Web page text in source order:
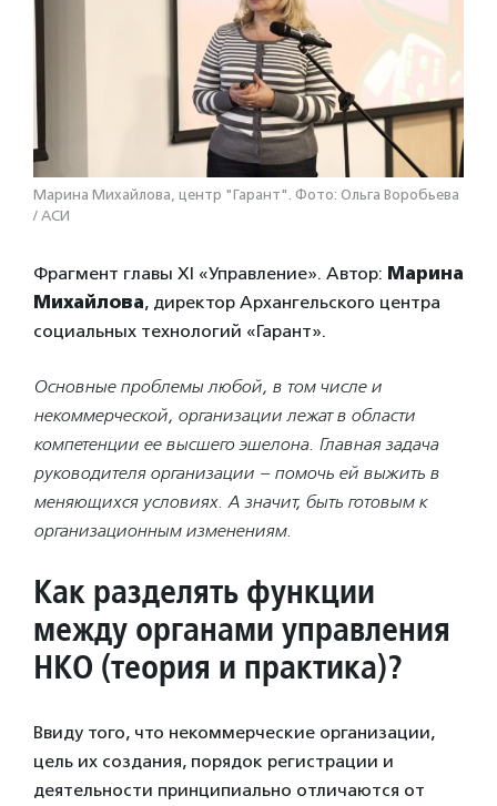
Марина Михайлова, центр "Гарант". Фото: Ольга Воробьева
/ АСИ
Фрагмент главы XI «Управление». Автор: Марина
Михайлова, директор Архангельского центра
социальных технологий «Гарант».
Основные проблемы любой, в том числе и
некоммерческой, организации лежат в области
компетенции ее высшего эшелона. Главная задача
руководителя организации – помочь ей выжить в
меняющихся условиях. А значит, быть готовым к
организационным изменениям.
Как разделять функции
между органами управления
НКО (теория и практика)?
Ввиду того, что некоммерческие организации,
цель их создания, порядок регистрации и
деятельности принципиально отличаются от